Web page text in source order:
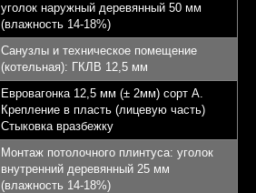
уголок наружный деревянный 50 мм
(влажность 14-18%)
Санузлы и техническое помещение
(котельная): ГКЛВ 12,5 мм
Евровагонка 12,5 мм (± 2мм) сорт А.
Крепление в пласть (лицевую часть)
Стыковка вразбежку
Монтаж потолочного плинтуса: уголок
внутренний деревянный 25 мм
(влажность 14-18%)